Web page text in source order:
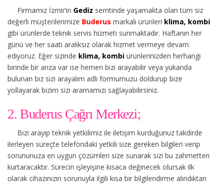
Firmamız İzmir’in Gediz semtinde yaşamakta olan tüm siz
değerli müşterilerimize Buderus markalı ürünleri klima, kombi
gibi ürünlerde teknik servis hizmeti sunmaktadır. Haftanın her
günü ve her saati aralıksız olarak hizmet vermeye devam
ediyoruz. Eğer sizinde klima, kombi ürünlerinizden herhangi
birinde bir arıza var ise hemen bizi arayabilir veya yukarıda
bulunan biz sizi arayalım adlı formumuzu doldurup bize
yollayarak bizim sizi aramamızı sağlayabilirsiniz.
2. Buderus Çağrı Merkezi;
Bizi arayıp teknik yetkilimiz ile iletişim kurduğunuz takdirde
ilerleyen süreçte telefondaki yetkili size gereken bilgileri verip
sorununuza en uygun çözümleri size sunarak sizi bu zahmetten
kurtaracaktır. Sürecin işleyişine kısaca değinecek olursak ilk
olarak cihazınızın sorunuyla ilgili kısa bir bilgilendirme alındıktan